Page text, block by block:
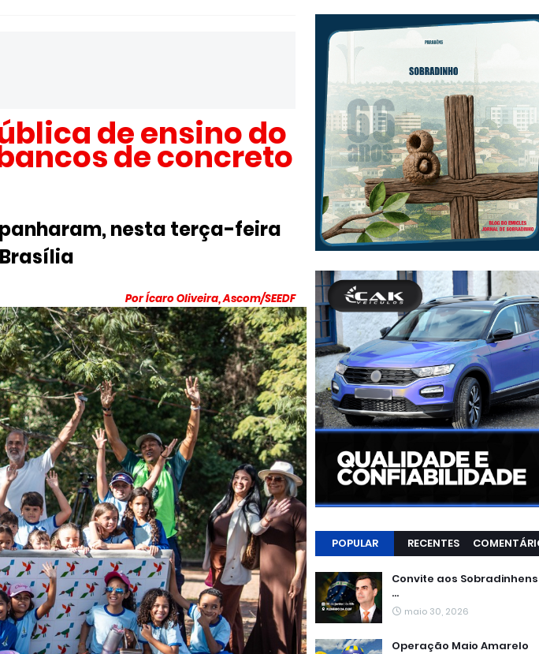
de ensino do
de concreto
nesta terça-feira
Por Ícaro Oliveira, Ascom/SEEDF
POPULAR RECENTES
Convite aos
...
maio 30, 2026
Operação Maio Amarelo